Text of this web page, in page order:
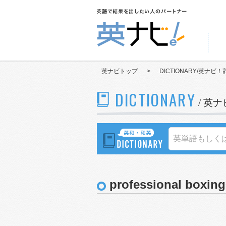
英ナビトップ > DICTIONARY/英ナビ！
DICTIONARY / 英ナ
professional boxing